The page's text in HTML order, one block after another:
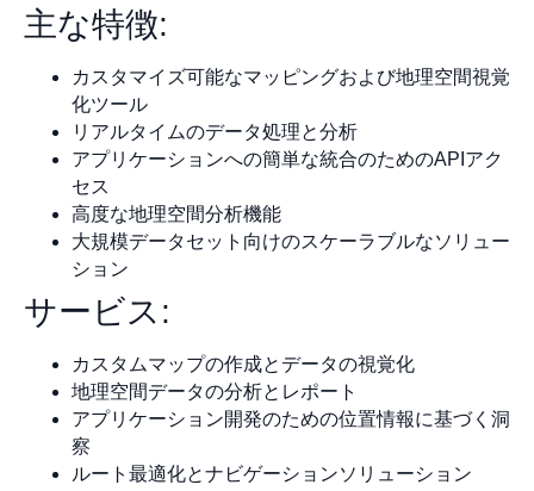
主な特徴:
カスタマイズ可能なマッピングおよび地理空間視覚
化ツール
リアルタイムのデータ処理と分析
アプリケーションへの簡単な統合のためのAPIアク
セス
高度な地理空間分析機能
大規模データセット向けのスケーラブルなソリュー
ション
サービス:
カスタムマップの作成とデータの視覚化
地理空間データの分析とレポート
アプリケーション開発のための位置情報に基づく洞
察
ルート最適化とナビゲーションソリューション